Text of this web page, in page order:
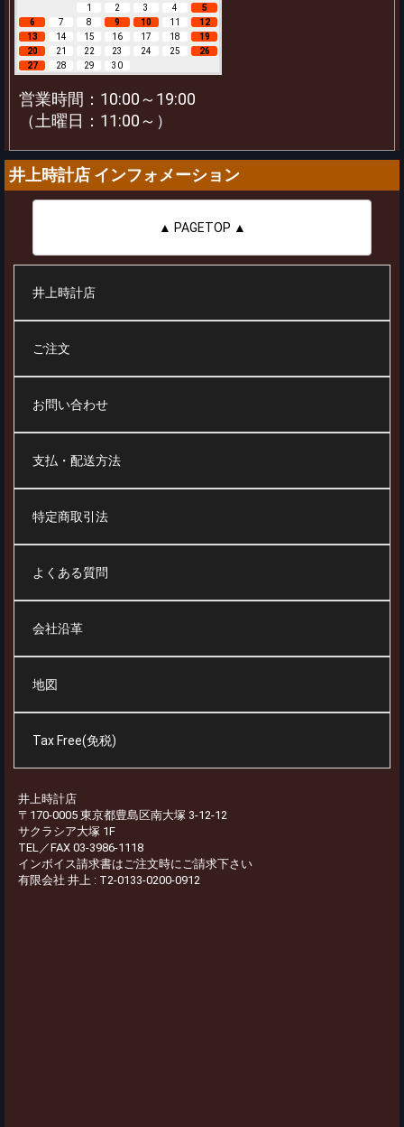
1
2 3 4
5
6
7 8 9 10 11
12
13
14 15 16 17 18
19
20
21 22 23 24 25
26
27
28 29 30
営業時間：10:00～19:00
（土曜日：11:00～）
井上時計店 インフォメーション
▲ PAGETOP ▲
井上時計店
ご注文
お問い合わせ
支払・配送方法
特定商取引法
よくある質問
会社沿革
地図
Tax Free(免税)
井上時計店
〒170-0005 東京都豊島区南大塚 3-12-12
サクラシア大塚 1F
TEL／FAX 03-3986-1118
インボイス請求書はご注文時にご請求下さい
有限会社 井上 : T2-0133-0200-0912